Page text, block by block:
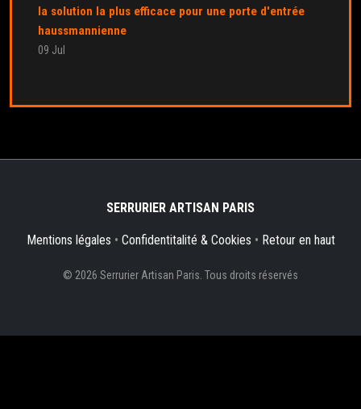
la solution la plus efficace pour une porte d'entrée
haussmannienne
09 Jul
SERRURIER ARTISAN PARIS
Mentions légales • Confidentitalité & Cookies • Retour en haut
© 2026 Serrurier Artisan Paris. Tous droits réservés